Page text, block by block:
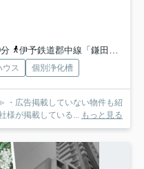
伊予鉄道郡中線「鎌田」駅 徒歩23分
ウス 個別浄化槽
広告掲載していない物件も紹
様が掲載している... もっと見る